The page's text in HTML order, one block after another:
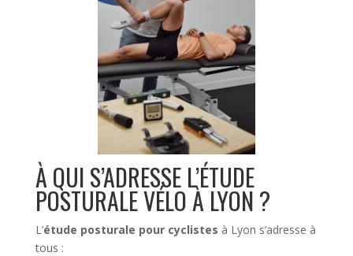
À QUI S’ADRESSE L’ÉTUDE
POSTURALE VÉLO À LYON ?
L’étude posturale pour cyclistes à Lyon s’adresse à
tous :